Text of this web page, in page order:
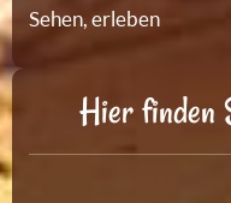
Sehen, erleben
Hier finden